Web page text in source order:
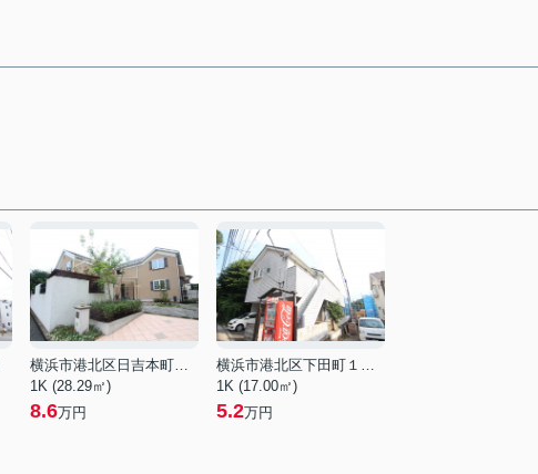
横浜市港北区日吉本町２丁目
1K (28.29㎡)
8.6万円
横浜市港北区下田町１丁目
1K (17.00㎡)
5.2万円